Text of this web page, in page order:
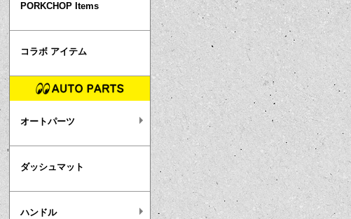
PORKCHOP Items
コラボ アイテム
オートパーツ
ダッシュマット
ハンドル